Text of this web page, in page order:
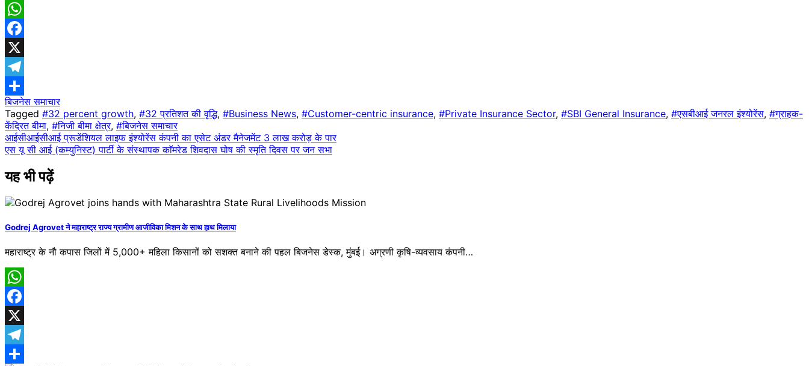
WhatsApp
Facebook
X
Telegram
Share
बिजनेस समाचार
Tagged #32 percent growth, #32 प्रतिशत की वृद्धि, #Business News, #Customer-centric insurance, #Private Insurance Sector, #SBI General Insurance, #एसबीआई जनरल इंश्योरेंस, #ग्राहक-
केंद्रित बीमा, #निजी बीमा क्षेत्र, #बिजनेस समाचार
Post
navigation
आईसीआईसीआई प्रूडेंशियल लाइफ इंश्योरेंस कंपनी का एसेट अंडर मैनेजमेंट 3 लाख करोड़ के पार
एस यू सी आई (कम्युनिस्ट) पार्टी के संस्थापक काॅमरेड शिवदास घोष की स्मृति दिवस पर जन सभा
यह भी पढ़ें
Godrej Agrovet ने महाराष्ट्र राज्य ग्रामीण आजीविका मिशन के साथ हाथ मिलाया
महाराष्ट्र के नौ कपास जिलों में 5,000+ महिला किसानों को सशक्त बनाने की पहल बिजनेस डेस्क, मुंबई। अग्रणी कृषि-व्यवसाय कंपनी…
WhatsApp
Facebook
X
Telegram